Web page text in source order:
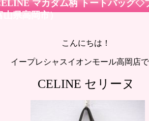
マカダム柄 トートバッグ
山県高岡市）
こんにちは！
イープレシャスイオンモール高岡店
CELINE セリーヌ